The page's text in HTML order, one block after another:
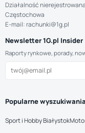
Działalność nierejestrowana
Częstochowa
E-mail: rachunki@1g.pl
Newsletter 1G.pl Insider
Raporty rynkowe, porady,
Popularne wyszukiwania
Sport i Hobby Białystok